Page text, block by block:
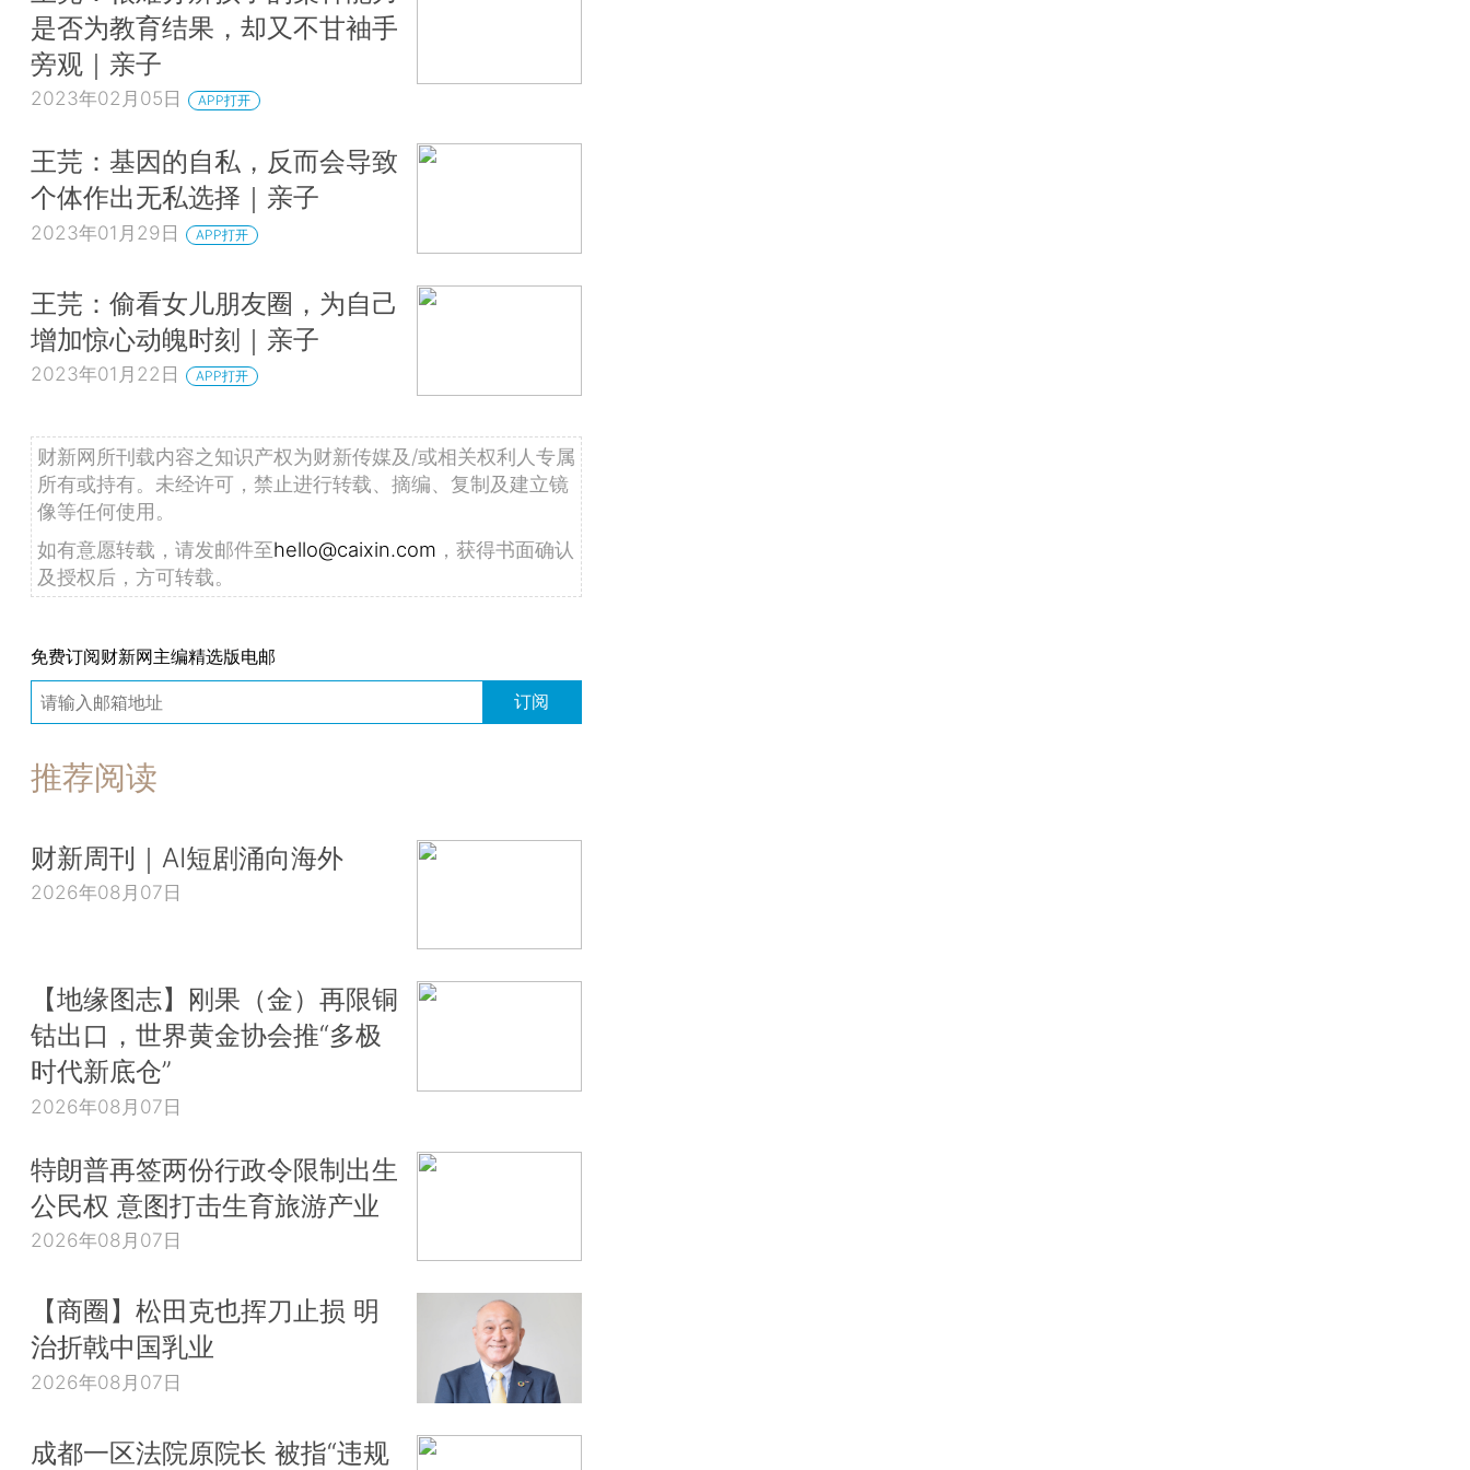
是否为教育结果，却又不甘袖手
旁观｜亲子
2023年02月05日 APP打开
王芫：基因的自私，反而会导致
个体作出无私选择｜亲子
2023年01月29日 APP打开
王芫：偷看女儿朋友圈，为自己
增加惊心动魄时刻｜亲子
2023年01月22日 APP打开
财新网所刊载内容之知识产权为财新传媒及/或相关权利人专属
所有或持有。未经许可，禁止进行转载、摘编、复制及建立镜
像等任何使用。
如有意愿转载，请发邮件至hello@caixin.com ，获得书面确认
及授权后，方可转载。
免费订阅财新网主编精选版电邮
订阅
推荐阅读
财新周刊｜AI短剧涌向海外
2026年08月07日
【地缘图志】刚果（金）再限铜
钴出口，世界黄金协会推“多极
时代新底仓”
2026年08月07日
特朗普再签两份行政令限制出生
公民权 意图打击生育旅游产业
2026年08月07日
【商圈】松田克也挥刀止损 明
治折戟中国乳业
2026年08月07日
成都一区法院原院长 被指“违规